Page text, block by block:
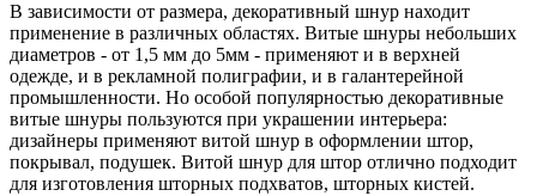
В зависимости от размера, декоративный шнур находит
применение в различных областях. Витые шнуры небольших
диаметров - от 1,5 мм до 5мм - применяют и в верхней
одежде, и в рекламной полиграфии, и в галантерейной
промышленности. Но особой популярностью декоративные
витые шнуры пользуются при украшении интерьера:
дизайнеры применяют витой шнур в оформлении штор,
покрывал, подушек. Витой шнур для штор отлично подходит
для изготовления шторных подхватов, шторных кистей.